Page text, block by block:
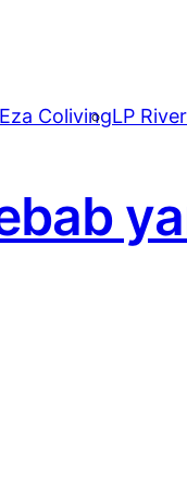
ColivingLP